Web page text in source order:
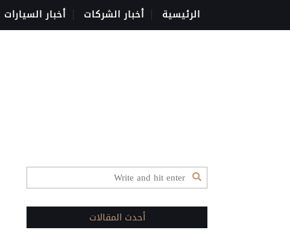
الرئيسية أخبار الشركات أخبار السيارات
أحدث المقالات